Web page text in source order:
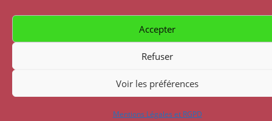
Accepter
Refuser
Voir les préférences
Mentions Légales et RGPD